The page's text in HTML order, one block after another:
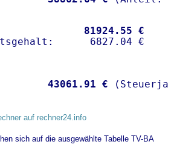
81924.55 €
43061.91 €
auf rechner24.info
sich auf die ausgewählte Tabelle TV-BA